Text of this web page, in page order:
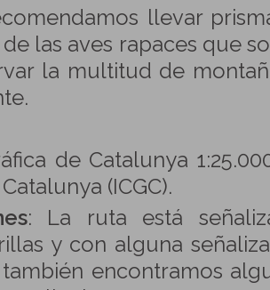
llevar
las aves rapaces que
la multitud de
de Catalunya
(ICGC).
: La ruta está
y con alguna
encontramos